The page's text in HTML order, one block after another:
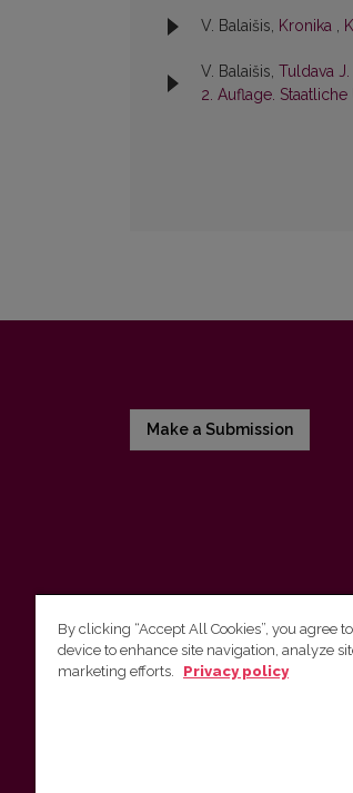
V. Balaišis, Kronika ,
V. Balaišis, Tuldava
2. Auflage. Staatliche
Make a Submission
Vilniaus universiteto leidykla
By clicking “Accept All Cookies”, you agree
device to enhance site navigation, analyze
marketing efforts.
Privacy policy